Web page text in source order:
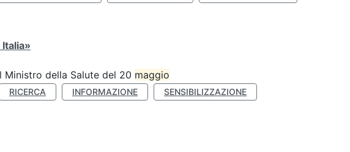
Italia»
della Salute del 20 maggio
RICERCA INFORMAZIONE SENSIBILIZZAZIONE